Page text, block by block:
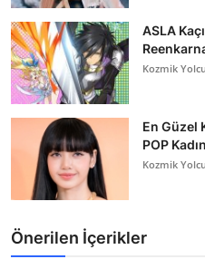
ASLA
Kozmik Yolcu
En Güzel
POP
Kozmik Yolcu
Önerilen İçerikler